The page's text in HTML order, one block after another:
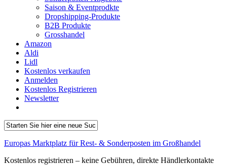
Saison & Eventprodkte
Dropshipping-Produkte
B2B Produkte
Grosshandel
Amazon
Aldi
Lidl
Kostenlos verkaufen
Anmelden
Kostenlos Registrieren
Newsletter
Europas Marktplatz für Rest- & Sonderposten im Großhandel
Kostenlos registrieren – keine Gebühren, direkte Händlerkontakte